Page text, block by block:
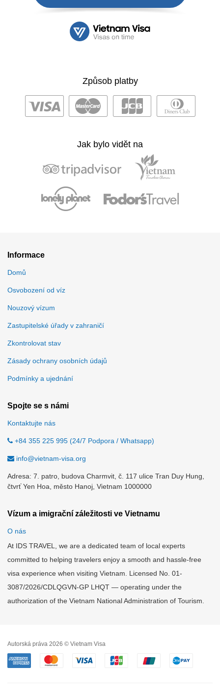
Způsob platby
Jak bylo vidět na
Informace
Domů
Osvobození od víz
Nouzový vízum
Zastupitelské úřady v zahraničí
Zkontrolovat stav
Zásady ochrany osobních údajů
Podmínky a ujednání
Spojte se s námi
Kontaktujte nás
+84 355 225 995 (24/7 Podpora / Whatsapp)
info@vietnam-visa.org
Adresa: 7. patro, budova Charmvit, č. 117 ulice Tran Duy Hung,
čtvrť Yen Hoa, město Hanoj, Vietnam 1000000
Vízum a imigrační záležitosti ve Vietnamu
O nás
At IDS TRAVEL, we are a dedicated team of local experts
committed to helping travelers enjoy a smooth and hassle-free
visa experience when visiting Vietnam. Licensed No. 01-
3087/2026/CDLQGVN-GP LHQT — operating under the
authorization of the Vietnam National Administration of Tourism.
Autorská práva 2026 © Vietnam Visa